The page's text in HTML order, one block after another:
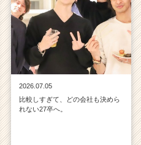
2026.07.05
比較しすぎて、どの会社も決めら
れない27卒へ。